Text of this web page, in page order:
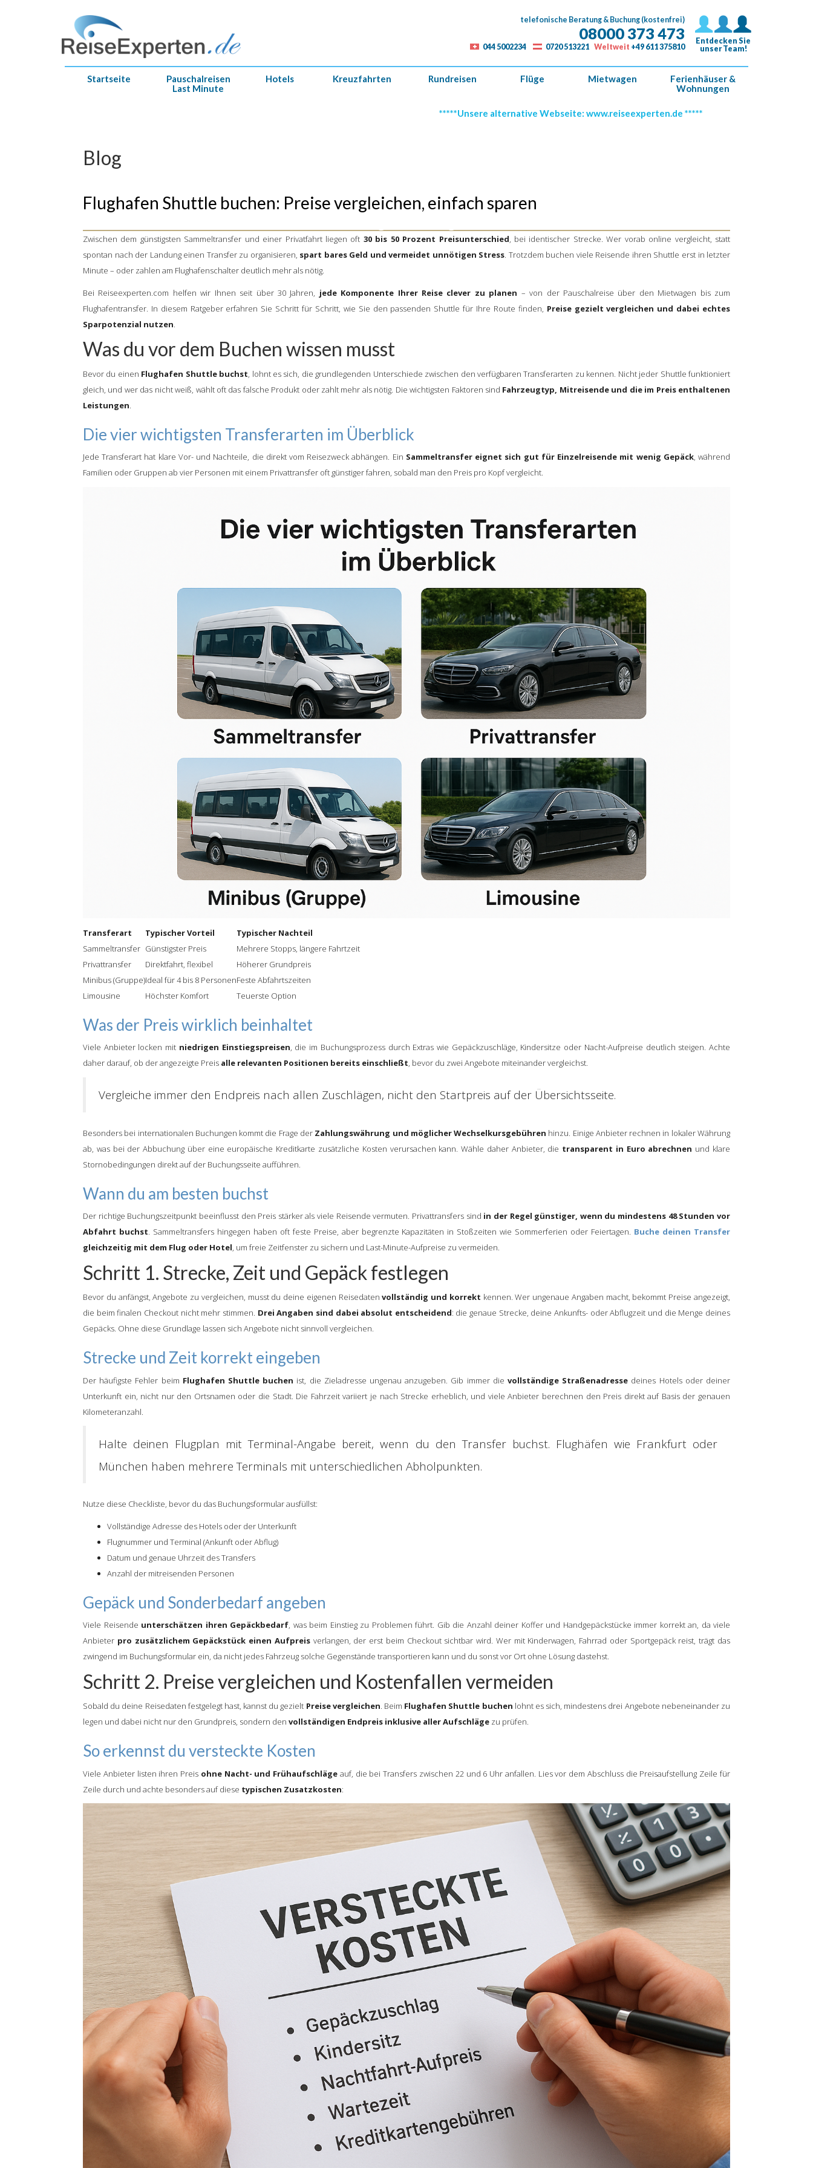
Entdecken Sie
unser Team!
telefonische Beratung & Buchung (kostenfrei)
08000 373 473
044 5002234 0720 513221 Weltweit +49 611 375810
Startseite
Pauschalreisen
Last Minute
Hotels Kreuzfahrten Rundreisen Flüge Mietwagen
Ferienhäuser &
Wohnungen
*****Unsere alternative Webseite: www.reiseexperten.de *****
Blog
Flughafen Shuttle buchen: Preise vergleichen, einfach sparen
Zwischen dem günstigsten Sammeltransfer und einer Privatfahrt liegen oft 30 bis 50 Prozent Preisunterschied, bei identischer Strecke. Wer vorab online vergleicht, statt
spontan nach der Landung einen Transfer zu organisieren, spart bares Geld und vermeidet unnötigen Stress. Trotzdem buchen viele Reisende ihren Shuttle erst in letzter
Minute – oder zahlen am Flughafenschalter deutlich mehr als nötig.
Bei Reiseexperten.com helfen wir Ihnen seit über 30 Jahren, jede Komponente Ihrer Reise clever zu planen – von der Pauschalreise über den Mietwagen bis zum
Flughafentransfer. In diesem Ratgeber erfahren Sie Schritt für Schritt, wie Sie den passenden Shuttle für Ihre Route finden, Preise gezielt vergleichen und dabei echtes
Sparpotenzial nutzen.
Was du vor dem Buchen wissen musst
Bevor du einen Flughafen Shuttle buchst, lohnt es sich, die grundlegenden Unterschiede zwischen den verfügbaren Transferarten zu kennen. Nicht jeder Shuttle funktioniert
gleich, und wer das nicht weiß, wählt oft das falsche Produkt oder zahlt mehr als nötig. Die wichtigsten Faktoren sind Fahrzeugtyp, Mitreisende und die im Preis enthaltenen
Leistungen.
Die vier wichtigsten Transferarten im Überblick
Jede Transferart hat klare Vor- und Nachteile, die direkt vom Reisezweck abhängen. Ein Sammeltransfer eignet sich gut für Einzelreisende mit wenig Gepäck, während
Familien oder Gruppen ab vier Personen mit einem Privattransfer oft günstiger fahren, sobald man den Preis pro Kopf vergleicht.
Transferart Typischer Vorteil
Typischer Nachteil
Sammeltransfer Günstigster Preis
Mehrere Stopps, längere Fahrtzeit
Privattransfer
Direktfahrt, flexibel
Höherer Grundpreis
Minibus (Gruppe)Ideal für 4 bis 8 PersonenFeste Abfahrtszeiten
Limousine
Höchster Komfort Teuerste Option
Was der Preis wirklich beinhaltet
Viele Anbieter locken mit niedrigen Einstiegspreisen, die im Buchungsprozess durch Extras wie Gepäckzuschläge, Kindersitze oder Nacht-Aufpreise deutlich steigen. Achte
daher darauf, ob der angezeigte Preis alle relevanten Positionen bereits einschließt, bevor du zwei Angebote miteinander vergleichst.
Vergleiche immer den Endpreis nach allen Zuschlägen, nicht den Startpreis auf der Übersichtsseite.
Besonders bei internationalen Buchungen kommt die Frage der Zahlungswährung und möglicher Wechselkursgebühren hinzu. Einige Anbieter rechnen in lokaler Währung
ab, was bei der Abbuchung über eine europäische Kreditkarte zusätzliche Kosten verursachen kann. Wähle daher Anbieter, die transparent in Euro abrechnen und klare
Stornobedingungen direkt auf der Buchungsseite aufführen.
Wann du am besten buchst
Der richtige Buchungszeitpunkt beeinflusst den Preis stärker als viele Reisende vermuten. Privattransfers sind in der Regel günstiger, wenn du mindestens 48 Stunden vor
Abfahrt buchst. Sammeltransfers hingegen haben oft feste Preise, aber begrenzte Kapazitäten in Stoßzeiten wie Sommerferien oder Feiertagen. Buche deinen Transfer
gleichzeitig mit dem Flug oder Hotel, um freie Zeitfenster zu sichern und Last-Minute-Aufpreise zu vermeiden.
Schritt 1. Strecke, Zeit und Gepäck festlegen
Bevor du anfängst, Angebote zu vergleichen, musst du deine eigenen Reisedatenvollständig und korrekt kennen. Wer ungenaue Angaben macht, bekommt Preise angezeigt,
die beim finalen Checkout nicht mehr stimmen. Drei Angaben sind dabei absolut entscheidend: die genaue Strecke, deine Ankunfts- oder Abflugzeit und die Menge deines
Gepäcks. Ohne diese Grundlage lassen sich Angebote nicht sinnvoll vergleichen.
Strecke und Zeit korrekt eingeben
Der häufigste Fehler beim Flughafen Shuttle buchen ist, die Zieladresse ungenau anzugeben. Gib immer dievollständige Straßenadresse deines Hotels oder deiner
Unterkunft ein, nicht nur den Ortsnamen oder die Stadt. Die Fahrzeit variiert je nach Strecke erheblich, und viele Anbieter berechnen den Preis direkt auf Basis der genauen
Kilometeranzahl.
Halte deinen Flugplan mit Terminal-Angabe bereit, wenn du den Transfer buchst. Flughäfen wie Frankfurt oder
München haben mehrere Terminals mit unterschiedlichen Abholpunkten.
Nutze diese Checkliste, bevor du das Buchungsformular ausfüllst:
Vollständige Adresse des Hotels oder der Unterkunft
Flugnummer und Terminal (Ankunft oder Abflug)
Datum und genaue Uhrzeit des Transfers
Anzahl der mitreisenden Personen
Gepäck und Sonderbedarf angeben
Viele Reisende unterschätzen ihren Gepäckbedarf, was beim Einstieg zu Problemen führt. Gib die Anzahl deiner Koffer und Handgepäckstücke immer korrekt an, da viele
Anbieter pro zusätzlichem Gepäckstück einen Aufpreisverlangen, der erst beim Checkout sichtbar wird. Wer mit Kinderwagen, Fahrrad oder Sportgepäck reist, trägt das
zwingend im Buchungsformular ein, da nicht jedes Fahrzeug solche Gegenstände transportieren kann und du sonst vor Ort ohne Lösung dastehst.
Schritt 2. Preise vergleichen und Kostenfallen vermeiden
Sobald du deine Reisedaten festgelegt hast, kannst du gezielt Preise vergleichen. Beim Flughafen Shuttle buchen lohnt es sich, mindestens drei Angebote nebeneinander zu
legen und dabei nicht nur den Grundpreis, sondern den vollständigen Endpreis inklusive aller Aufschläge zu prüfen.
So erkennst du versteckte Kosten
Viele Anbieter listen ihren Preis ohne Nacht- und Frühaufschläge auf, die bei Transfers zwischen 22 und 6 Uhr anfallen. Lies vor dem Abschluss die Preisaufstellung Zeile für
Zeile durch und achte besonders auf diese typischen Zusatzkosten: